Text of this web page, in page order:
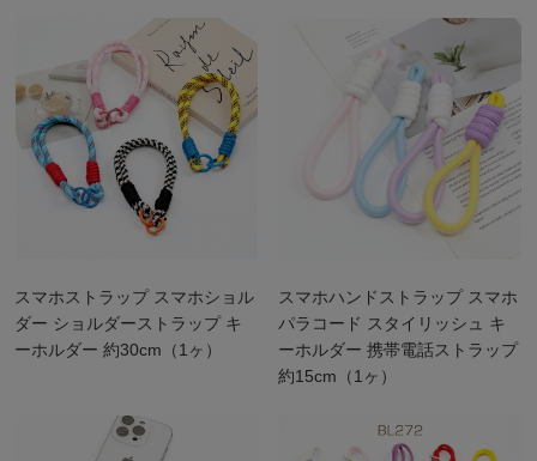
スマホストラップ スマホショル
ダー ショルダーストラップ キ
ーホルダー 約30cm（1ヶ）
スマホハンドストラップ スマホ
パラコード スタイリッシュ キ
ーホルダー 携帯電話ストラップ
約15cm（1ヶ）